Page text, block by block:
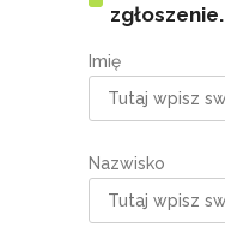
zgłoszenie.
Imię
Nazwisko